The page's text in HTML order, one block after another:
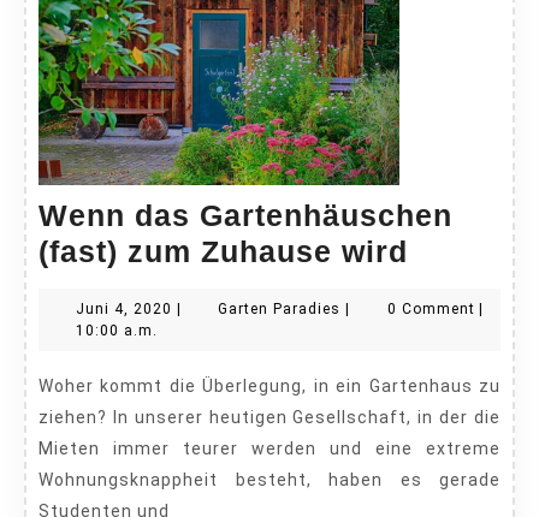
Wenn das Gartenhäuschen
(fast) zum Zuhause wird
zum
Zuhause
Juni 4, 2020 Juni
Garten Paradies Garten0 Comment
10:00 a.m.
Woher kommt die Überlegung, in ein Gartenhaus zu
ziehen? In unserer heutigen Gesellschaft, in der die
Mieten immer teurer werden und eine extreme
Wohnungsknappheit besteht, haben es gerade
Studenten und